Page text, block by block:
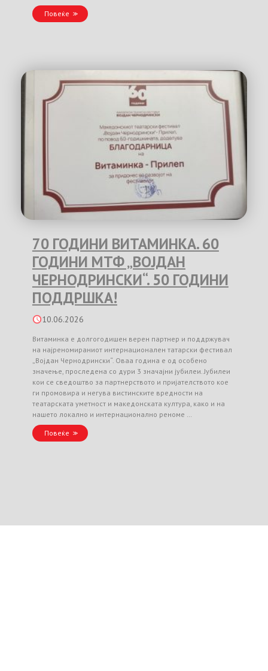
Повеќе
70 ГОДИНИ ВИТАМИНКА. 60
ГОДИНИ МТФ „ВОЈДАН
ЧЕРНОДРИНСКИ“. 50 ГОДИНИ
ПОДДРШКА!
10.06.2026
Витаминка е долгогодишен верен партнер и поддржувач
на најреномираниот интернационален татарски фестивал
„Војдан Чернодрински“. Оваа година е од особено
значење, проследена со дури 3 значајни јубилеи. Јубилеи
кои се сведоштво за партнерството и пријателството кое
ги промовира и негува вистинските вредности на
театарската уметност и македонската култура, како и на
нашето локално и интернационално реноме …
Повеќе